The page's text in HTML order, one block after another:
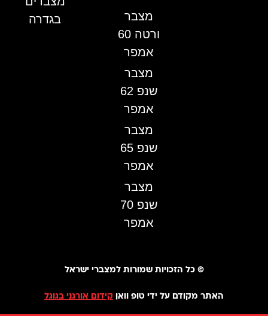
מצבר
ורטה 60
אמפר
מצבר
שנפ 62
אמפר
מצבר
שנפ 65
אמפר
מצבר
שנפ 70
אמפר
בגדרה
©️ כל הזכויות שמורות למצברי ישראל
האתר מקודם על ידי טופ וואן קידום אורגני בגוגל